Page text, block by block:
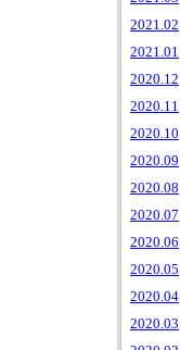
2021.02
2021.01
2020.12
2020.11
2020.10
2020.09
2020.08
2020.07
2020.06
2020.05
2020.04
2020.03